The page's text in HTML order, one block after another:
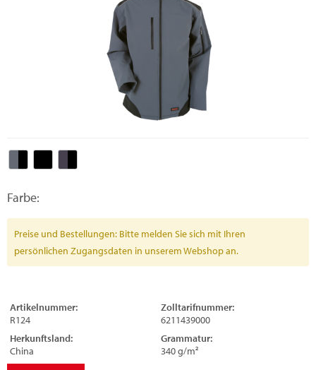
Farbe:
Preise und Bestellungen: Bitte melden Sie sich mit Ihren
persönlichen Zugangsdaten in unserem Webshop an.
Artikelnummer:
R124
Zolltarifnummer:
6211439000
Herkunftsland:
China
Grammatur:
340 g/m²